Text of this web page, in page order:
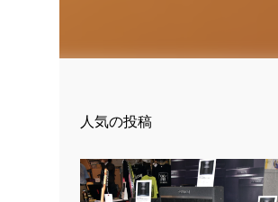
人気の投稿